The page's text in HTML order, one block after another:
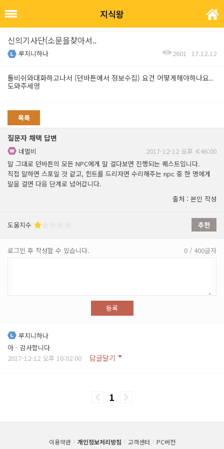
지식왕
신의기사단(소문을찾아서..
루지니하나 2601 17.12.12
톨비쉬와대화하고나서 (던바튼에서 정보수집) 요건 어떻게해야하나요..
도와주세영
목록
질문자 채택 답변
네멀비
2017-12-12 오후 4:46:00
말 그대로 던바튼의 모든 NPC에게 말 걸다보면 진행되는 퀘스트입니다.
직접 말하면 스포일 것 같고, 힌트를 드리자면 수리해주는 npc 중 한 명에게
말을 걸면 다음 단계로 넘어갑니다.
출처 : 본인 작성
도움지수 추천
로그인 후 작성할 수 있습니다. 0 / 400글자
등록
루지니하나
아ᆢ감사합니다
2017-12-12 오후 10:02:00
답글달기
1
이용약관 개인정보처리방침 고객센터 PC버전